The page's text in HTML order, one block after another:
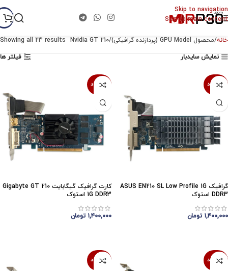
Skip to navigation
Skip to main content
خانه محصول GPU Model (پردازنده گرافیکی) Nvidia GT 210
Showing all 23 results
نمایش سایدبار فیلتر ها
ناموجود
گرافیک ASUS EN210 SL Low Profile 1G
DDR3 استوک
۱,۴۰۰,۰۰۰ تومان
ناموجود
کارت گرافیک گیگابایت Gigabyte GT 210
1G DDR3 استوک
۱,۴۰۰,۰۰۰ تومان
ناموجود ناموجود